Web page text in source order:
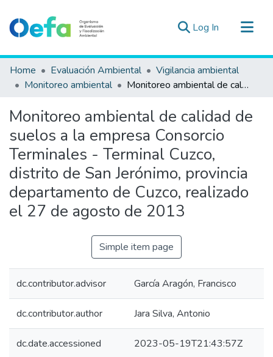
Log In (current)
Communities & Collections
All of DSpace
Estad. Externas
Guias ▾
Home Evaluación Ambiental
Vigilancia ambiental
Monitoreo ambiental
Monitoreo ambiental de calidad de suelos a la empresa Consorcio Terminales - Terminal Cuzco, distrito de San Jerónimo, provincia departamento de Cuzco, realizado el 27 de agosto de 2013
Monitoreo ambiental de calidad de
suelos a la empresa Consorcio
Terminales - Terminal Cuzco,
distrito de San Jerónimo, provincia
departamento de Cuzco, realizado
el 27 de agosto de 2013
Simple item page
dc.contributor.advisor García Aragón, Francisco
dc.contributor.author Jara Silva, Antonio
dc.date.accessioned 2023-05-19T21:43:57Z